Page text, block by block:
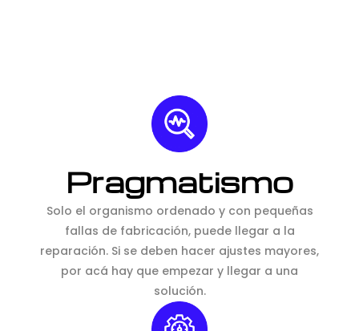
Pragmatismo
Solo el organismo ordenado y con pequeñas
fallas de fabricación, puede llegar a la
reparación. Si se deben hacer ajustes mayores,
por acá hay que empezar y llegar a una
solución.